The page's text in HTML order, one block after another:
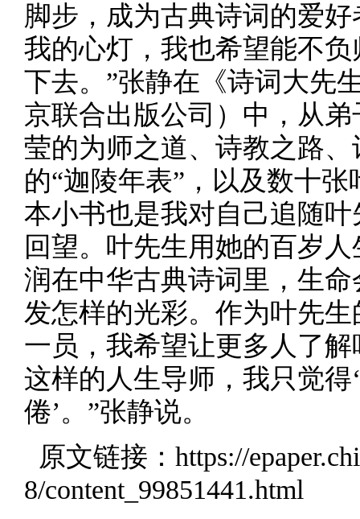
脚步，成为古典诗词的爱
我的心灯，我也希望能不
下去。”张静在《诗词大先
京联合出版公司）中，从
莹的为师之道、诗教之路
的“迦陵年表”，以及数十
本小书也是我对自己追随
回望。叶先生用她的百岁
润在中华古典诗词里，生
发怎样的光彩。作为叶先
一员，我希望让更多人了
这样的人生导师，我只觉
倦’。”张静说。
原文链接： https://
8/content_99851441.html